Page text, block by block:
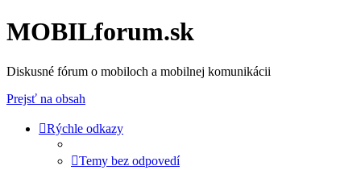
MOBILforum.sk
Diskusné fórum o mobiloch a mobilnej komunikácii
Prejsť na obsah
Rýchle odkazy
Temy bez odpovedí